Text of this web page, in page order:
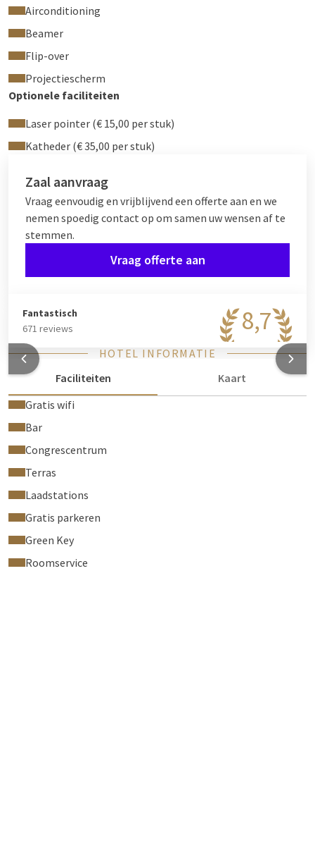
Officekit met conferentiebenodigdheden
Water in de zaal
Terras met directe toegang vanuit de zaal
De zaal USA kan gehuurd worden per dagdeel of voor een hele
dag. Wanneer u een feest geeft in een van onze zalen wordt er
Airconditioning
Beamer
Flip-over
Projectiescherm
Optionele faciliteiten
Laser pointer (€ 15,00 per stuk)
Katheder (€ 35,00 per stuk)
Zaal aanvraag
Vraag eenvoudig en vrijblijvend een offerte aan en we
nemen spoedig contact op om samen uw wensen af te
stemmen.
Vraag offerte aan
8,7
Fantastisch
671 reviews
HOTEL INFORMATIE
Faciliteiten
Kaart
Gratis wifi
Bar
Congrescentrum
Terras
Laadstations
Gratis parkeren
Green Key
Roomservice